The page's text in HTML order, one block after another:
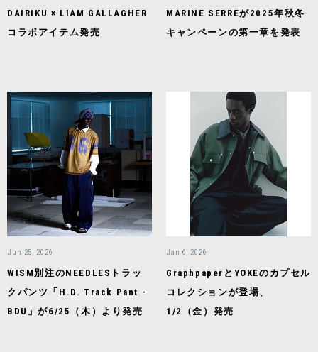
DAIRIKU × LIAM GALLAGHER
コラボアイテム発売
MARINE SERREが2025年秋冬
キャンペーンの第一章を発表
Jun 25, 2026
WISM別注のNEEDLESトラッ
クパンツ「H.D. Track Pant -
BDU」が6/25（木）より発売
Jan 6, 2026
GraphpaperとYOKEのカプセル
コレクションが登場、
1/2（金）発売